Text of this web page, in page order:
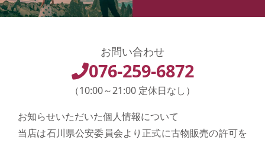
お問い合わせ
076-259-6872
（10:00～21:00 定休日なし）
お知らせいただいた個人情報について
当店は石川県公安委員会より正式に古物販売の許可を